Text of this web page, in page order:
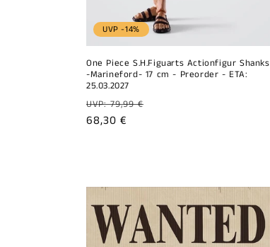
UVP -14%
One Piece S.H.Figuarts Actionfigur Shanks
-Marineford- 17 cm - Preorder - ETA:
25.03.2027
Prix
habituel
UVP: 79,99 €
Prix
68,30 €